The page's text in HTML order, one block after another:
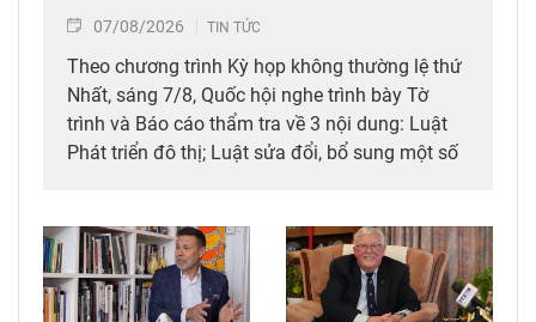
07/08/2026 TIN TỨC
Theo chương trình Kỳ họp không thường lệ thứ
Nhất, sáng 7/8, Quốc hội nghe trình bày Tờ
trình và Báo cáo thẩm tra về 3 nội dung: Luật
Phát triển đô thị; Luật sửa đổi, bổ sung một số
nghiệp và môi trường; Luật sửa đổi, bổ sung
một số điều của Luật Tần số vô tuyến điện,
Luật Viễn thông, Luật Giao dịch điện tử và Luật